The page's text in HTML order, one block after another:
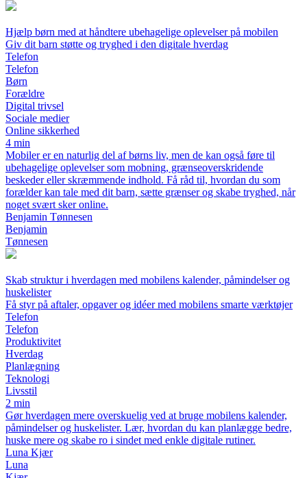
Hjælp børn med at håndtere ubehagelige oplevelser på mobilen
Giv dit barn støtte og tryghed i den digitale hverdag
Telefon
Telefon
Børn
Forældre
Digital trivsel
Sociale medier
Online sikkerhed
4 min
Mobiler er en naturlig del af børns liv, men de kan også føre til
ubehagelige oplevelser som mobning, grænseoverskridende
beskeder eller skræmmende indhold. Få råd til, hvordan du som
forælder kan tale med dit barn, sætte grænser og skabe tryghed, når
noget svært sker online.
Benjamin Tønnesen
Benjamin
Tønnesen
Skab struktur i hverdagen med mobilens kalender, påmindelser og
huskelister
Få styr på aftaler, opgaver og idéer med mobilens smarte værktøjer
Telefon
Telefon
Produktivitet
Hverdag
Planlægning
Teknologi
Livsstil
2 min
Gør hverdagen mere overskuelig ved at bruge mobilens kalender,
påmindelser og huskelister. Lær, hvordan du kan planlægge bedre,
huske mere og skabe ro i sindet med enkle digitale rutiner.
Luna Kjær
Luna